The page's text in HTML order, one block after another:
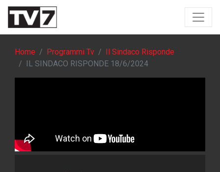
Home Programmi Tv
Il Sindaco Risponde
IL SINDACO RISPONDE 18/6/2024